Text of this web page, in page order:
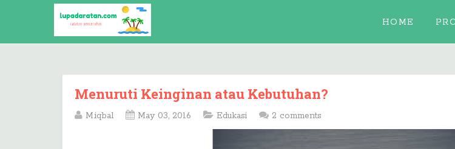
HOME
Menuruti Keinginan atau Kebutuhan?
M.iqbal May 03, 2016 Edukasi 2 comments